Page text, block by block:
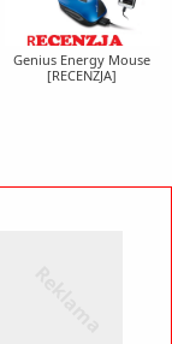
Genius Energy Mouse
[RECENZJA]